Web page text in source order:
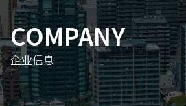
COMPANY
企业信息